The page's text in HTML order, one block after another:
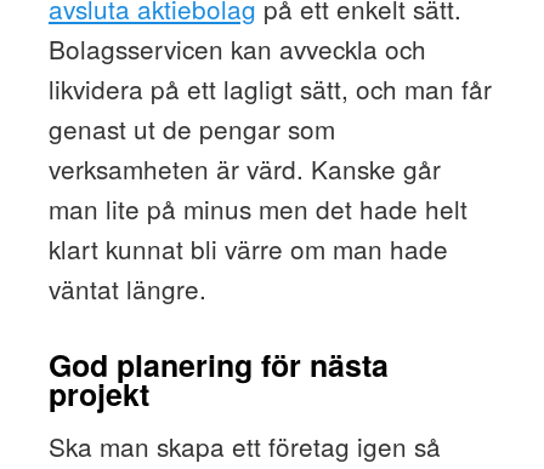
avsluta aktiebolag på ett enkelt sätt.
Bolagsservicen kan avveckla och
likvidera på ett lagligt sätt, och man får
genast ut de pengar som
verksamheten är värd. Kanske går
man lite på minus men det hade helt
klart kunnat bli värre om man hade
väntat längre.
God planering för nästa
projekt
Ska man skapa ett företag igen så